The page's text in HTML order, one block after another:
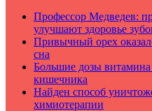
Профессор Медведев:
улучшают здоровье
Привычный орех
сна
Большие дозы
кишечника
Найден способ
химиотерапии